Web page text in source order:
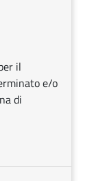
il
e/o
di